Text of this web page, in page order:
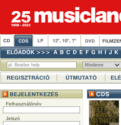
Felhasználónév
Jelszó